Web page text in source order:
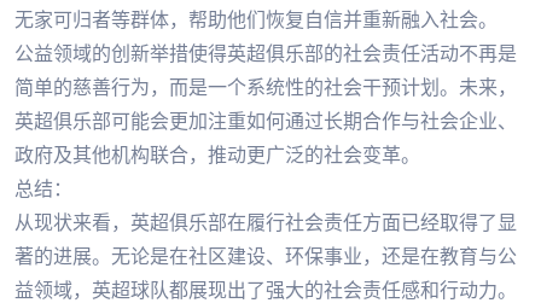
无家可归者等群体，帮助他们恢复自信并重新融入社会。
公益领域的创新举措使得英超俱乐部的社会责任活动不再是
简单的慈善行为，而是一个系统性的社会干预计划。未来，
英超俱乐部可能会更加注重如何通过长期合作与社会企业、
政府及其他机构联合，推动更广泛的社会变革。
总结：
从现状来看，英超俱乐部在履行社会责任方面已经取得了显
著的进展。无论是在社区建设、环保事业，还是在教育与公
益领域，英超球队都展现出了强大的社会责任感和行动力。